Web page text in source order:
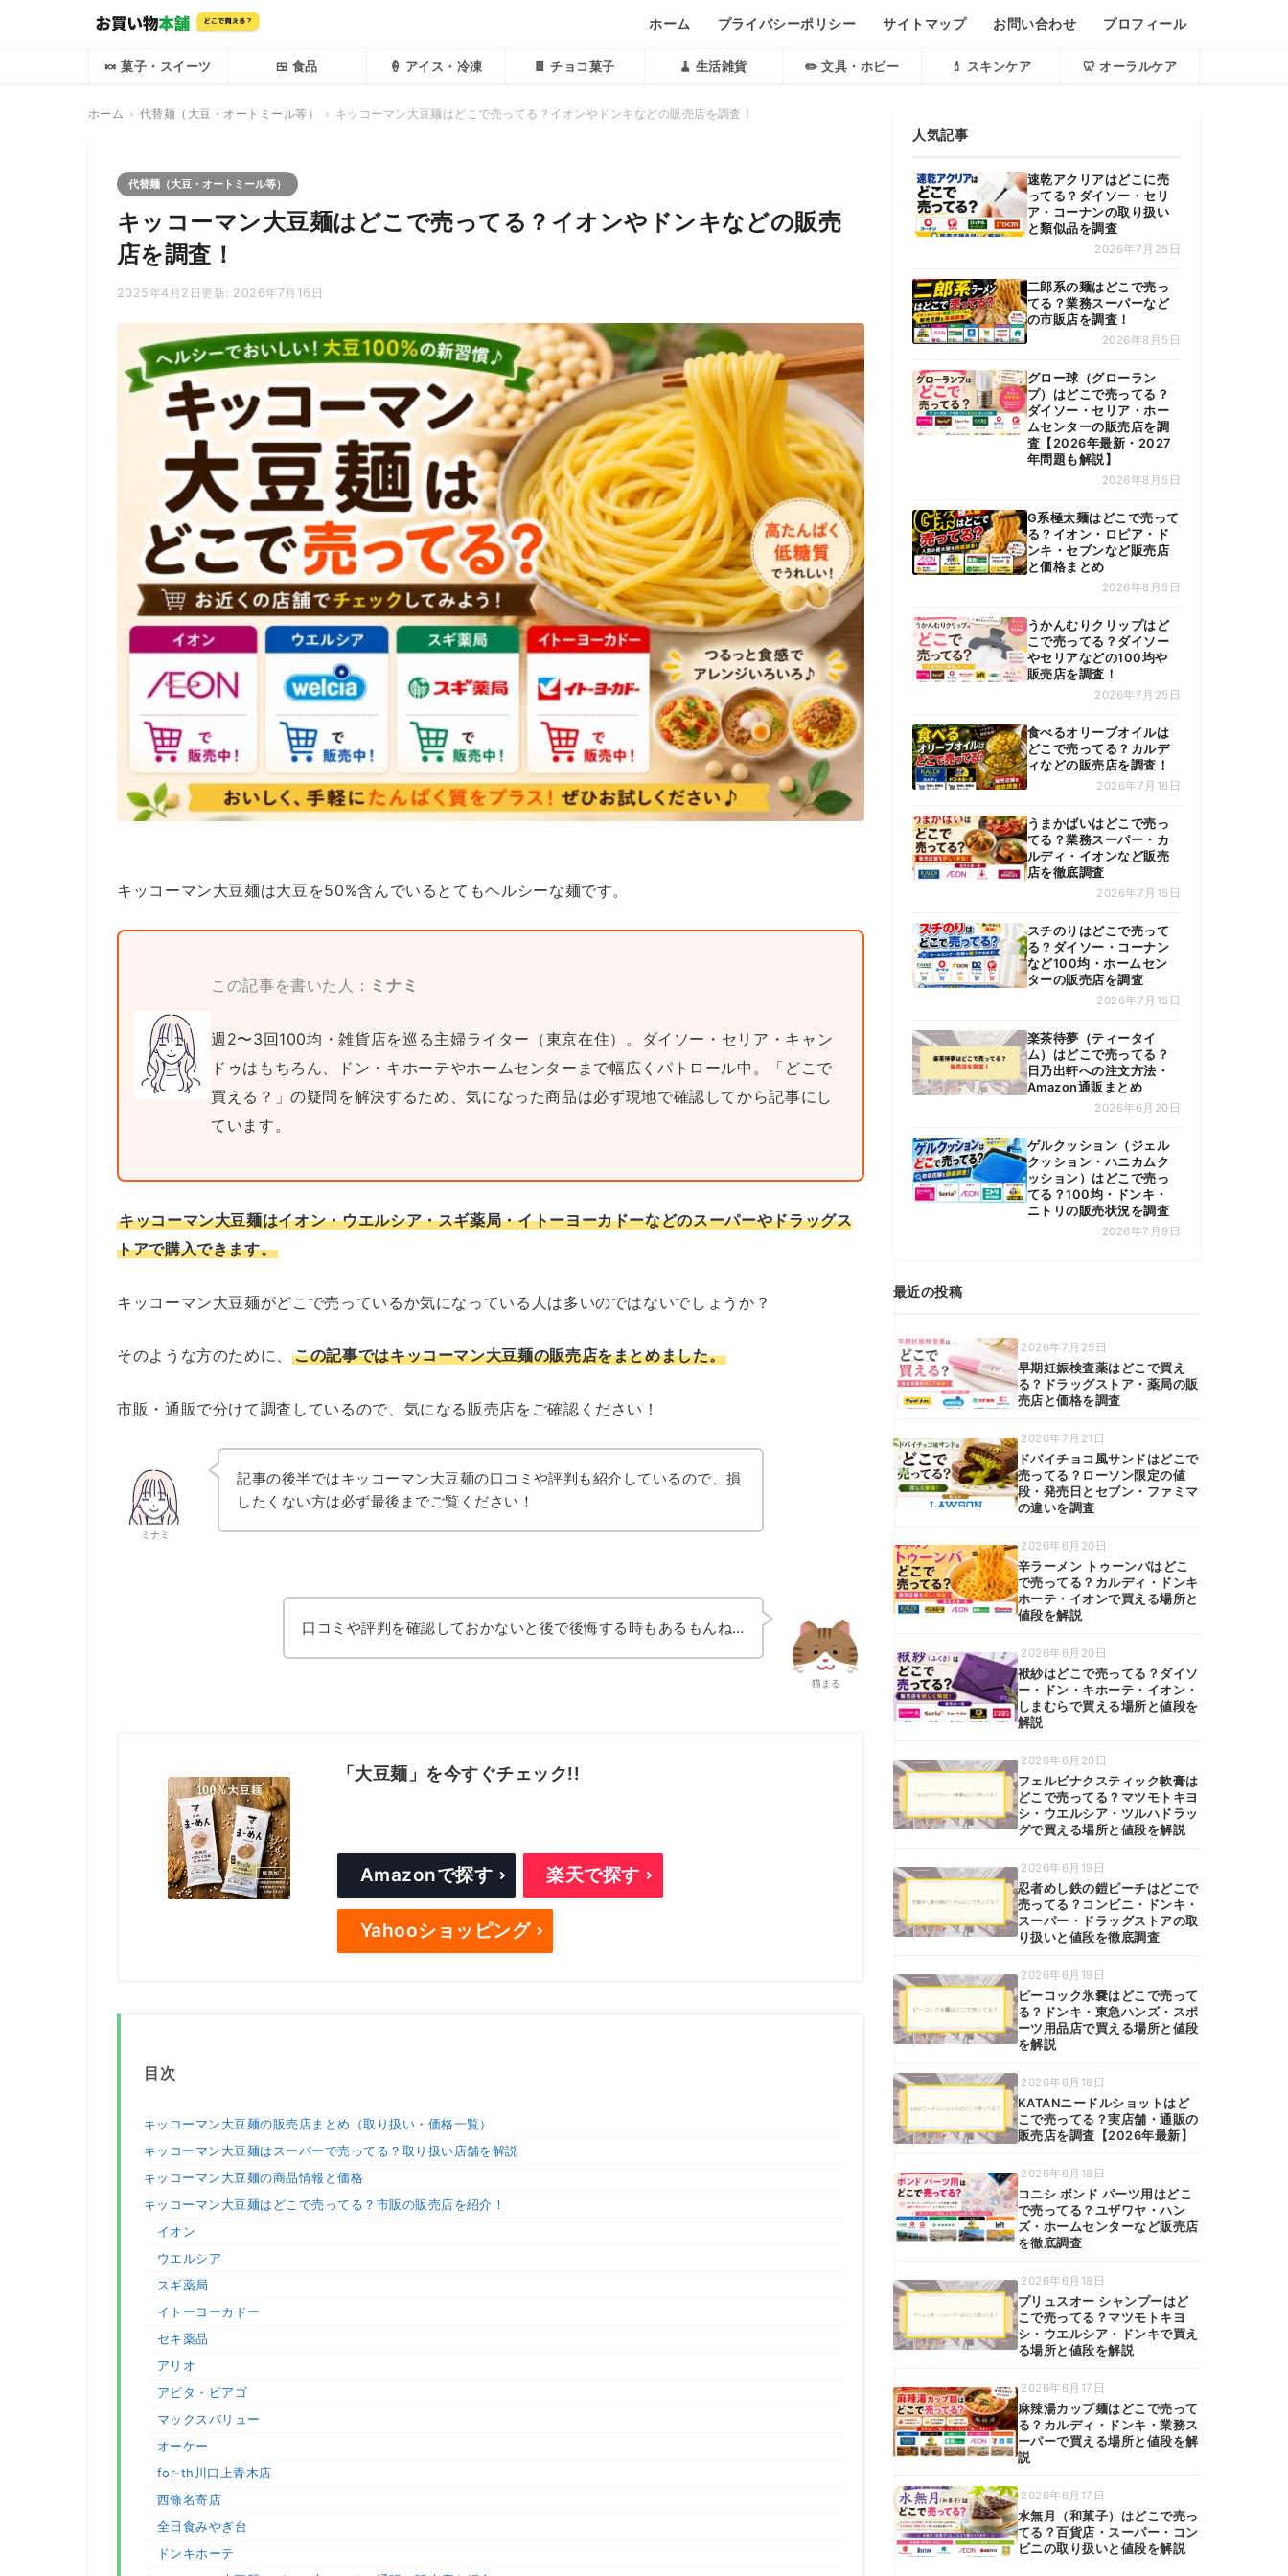
ホーム プライバシーポリシー サイトマップ お問い合わせ プロフィール
🍬 菓子・スイーツ 🍱 食品 🍦 アイス・冷凍 🍫 チョコ菓子 🧹 生活雑貨 ✏️ 文具・ホビー 💄 スキンケア 🦷 オーラルケア
ホーム 代替麺（大豆・オートミール等） キッコーマン大豆麺はどこで売ってる？イオンやドンキなどの販売店を調査！
代替麺（大豆・オートミール等）
キッコーマン大豆麺はどこで売ってる？イオンやドンキなどの販売
店を調査！
2025年4月2日 更新: 2026年7月16日
キッコーマン大豆麺は大豆を50%含んでいるとてもヘルシーな麺です。
この記事を書いた人： ミナミ
週2〜3回100均・雑貨店を巡る主婦ライター（東京在住）。ダイソー・セリア・キャン
ドゥはもちろん、ドン・キホーテやホームセンターまで幅広くパトロール中。「どこで
買える？」の疑問を解決するため、気になった商品は必ず現地で確認してから記事にし
ています。
キッコーマン大豆麺はイオン・ウエルシア・スギ薬局・イトーヨーカドーなどのスーパーやドラッグス
トアで購入できます。
キッコーマン大豆麺がどこで売っているか気になっている人は多いのではないでしょうか？
そのような方のために、この記事ではキッコーマン大豆麺の販売店をまとめました。
市販・通販で分けて調査しているので、気になる販売店をご確認ください！
ミナミ
記事の後半ではキッコーマン大豆麺の口コミや評判も紹介しているので、損
したくない方は必ず最後までご覧ください！
猫まる
口コミや評判を確認しておかないと後で後悔する時もあるもんね…
「大豆麺」を今すぐチェック!!
Amazonで探す 楽天で探す
Yahooショッピング
目次
キッコーマン大豆麺の販売店まとめ（取り扱い・価格一覧）
キッコーマン大豆麺はスーパーで売ってる？取り扱い店舗を解説
キッコーマン大豆麺の商品情報と価格
キッコーマン大豆麺はどこで売ってる？市販の販売店を紹介！
イオン
ウエルシア
スギ薬局
イトーヨーカドー
セキ薬品
アリオ
アピタ・ピアゴ
マックスバリュー
オーケー
for-th川口上青木店
西條名寄店
全日食みやぎ台
ドンキホーテ
人気記事
速乾アクリアはどこに売
ってる？ダイソー・セリ
ア・コーナンの取り扱い
と類似品を調査
2026年7月25日
二郎系の麺はどこで売っ
てる？業務スーパーなど
の市販店を調査！
2026年8月5日
グロー球（グローラン
プ）はどこで売ってる？
ダイソー・セリア・ホー
ムセンターの販売店を調
査【2026年最新・2027
年問題も解説】
2026年8月5日
G系極太麺はどこで売って
る？イオン・ロピア・ド
ンキ・セブンなど販売店
と価格まとめ
2026年8月5日
うかんむりクリップはど
こで売ってる？ダイソー
やセリアなどの100均や
販売店を調査！
2026年7月25日
食べるオリーブオイルは
どこで売ってる？カルデ
ィなどの販売店を調査！
2026年7月16日
うまかばいはどこで売っ
てる？業務スーパー・カ
ルディ・イオンなど販売
店を徹底調査
2026年7月15日
スチのりはどこで売って
る？ダイソー・コーナン
など100均・ホームセン
ターの販売店を調査
2026年7月15日
楽茶待夢（ティータイ
ム）はどこで売ってる？
日乃出軒への注文方法・
Amazon通販まとめ
2026年6月20日
ゲルクッション（ジェル
クッション・ハニカムク
ッション）はどこで売っ
てる？100均・ドンキ・
ニトリの販売状況を調査
2026年7月9日
最近の投稿
2026年7月25日
早期妊娠検査薬はどこで買え
る？ドラッグストア・薬局の販
売店と価格を調査
2026年7月21日
ドバイチョコ風サンドはどこで
売ってる？ローソン限定の値
段・発売日とセブン・ファミマ
の違いを調査
2026年6月20日
辛ラーメン トゥーンバはどこ
で売ってる？カルディ・ドンキ
ホーテ・イオンで買える場所と
値段を解説
2026年6月20日
袱紗はどこで売ってる？ダイソ
ー・ドン・キホーテ・イオン・
しまむらで買える場所と値段を
解説
2026年6月20日
フェルビナクスティック軟膏は
どこで売ってる？マツモトキヨ
シ・ウエルシア・ツルハドラッ
グで買える場所と値段を解説
2026年6月19日
忍者めし鉄の鎧ピーチはどこで
売ってる？コンビニ・ドンキ・
スーパー・ドラッグストアの取
り扱いと値段を徹底調査
2026年6月19日
ピーコック氷嚢はどこで売って
る？ドンキ・東急ハンズ・スポ
ーツ用品店で買える場所と値段
を解説
2026年6月18日
KATANニードルショットはど
こで売ってる？実店舗・通販の
販売店を調査【2026年最新】
2026年6月18日
コニシ ボンド パーツ用はどこ
で売ってる？ユザワヤ・ハン
ズ・ホームセンターなど販売店
を徹底調査
2026年6月18日
プリュスオー シャンプーはど
こで売ってる？マツモトキヨ
シ・ウエルシア・ドンキで買え
る場所と値段を解説
2026年6月17日
麻辣湯カップ麺はどこで売って
る？カルディ・ドンキ・業務ス
ーパーで買える場所と値段を解
説
2026年6月17日
水無月（和菓子）はどこで売っ
てる？百貨店・スーパー・コン
ビニの取り扱いと値段を解説